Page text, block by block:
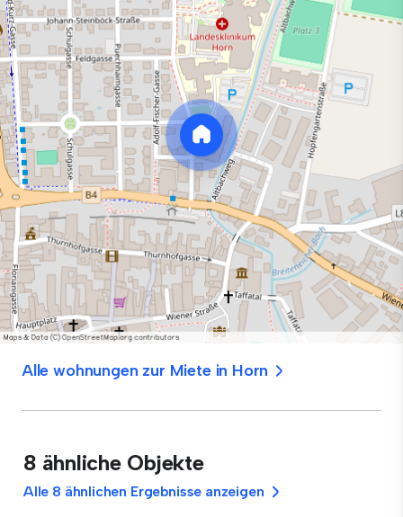
Alle wohnungen zur Miete in Horn
8 ähnliche Objekte
Alle 8 ähnlichen Ergebnisse anzeigen